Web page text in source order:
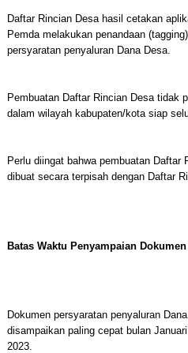
Daftar Rincian Desa hasil cetakan
Pemda melakukan penandaan
persyaratan penyaluran Dana Desa.
Pembuatan Daftar Rincian Desa tidak
dalam wilayah kabupaten/kota siap
Perlu diingat bahwa pembuatan Daftar
dibuat secara terpisah dengan Daftar
Batas Waktu Penyampaian
Dokumen persyaratan penyaluran
disampaikan paling cepat bulan
2023.